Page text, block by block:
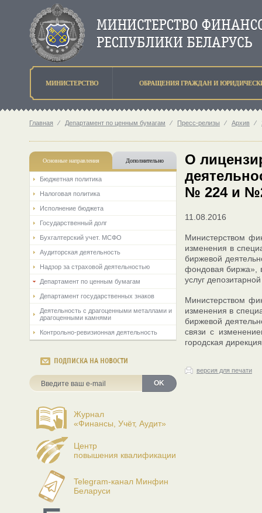
МИНИСТЕРСТВО ОБРАЩЕНИЯ ГРАЖДАН И
Главная ⁄ Департамент по ценным бумагам ⁄ Пресс-релизы ⁄ Архив ⁄
Основные направления Дополнительно
Бюджетная политика
Налоговая политика
Исполнение бюджета
Государственный долг
Бухгалтерский учет. МСФО
Аудиторская деятельность
Надзор за страховой деятельностью
Департамент по ценным бумагам
Департамент государственных знаков
Деятельность с драгоценными металлами и
драгоценными камнями
Контрольно-ревизионная деятельность
ПОДПИСКА НА НОВОСТИ
OK
Журнал
«Финансы, Учёт, Аудит»
Центр
повышения квалификации
Telegram-канал Минфин
Беларуси
О
№ 224 и
11.08.2016
Министерством
изменения в
биржевой
фондовая биржа»,
услуг
Министерством
изменения в
биржевой
связи с
городская
версия для печати